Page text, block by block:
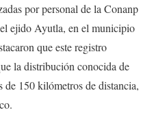
por personal de la Conanp
ejido Ayutla, en el municipio
que este registro
la distribución conocida de
de 150 kilómetros de distancia,